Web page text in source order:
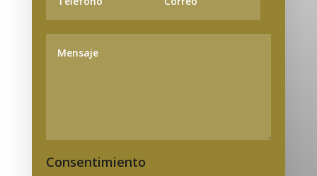
Consentimiento